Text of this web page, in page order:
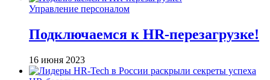
Управление персоналом
Подключаемся к HR-перезагрузке!
16 июня 2023